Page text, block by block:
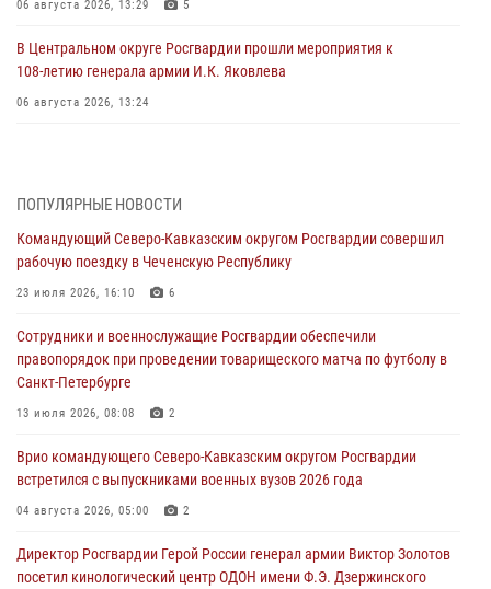
06 августа 2026, 13:29 5
В Центральном округе Росгвардии прошли мероприятия к
108‑летию генерала армии И.К. Яковлева
06 августа 2026, 13:24
06 августа 2026, 12:35 1
Росгвардейцы провели выставку вооружения для участников сбора
«Гвардеец» в Пензе (видео)
06 августа 2026, 12:00
В Курске росгвардейцы приняли участие в митинге, посвященном
второй годовщине вторжения ВСУ на территорию области
06 августа 2026, 11:56
угрожавшего подростку травматическим пистолетом
06 августа 2026, 11:33
крупная нарколаборатория
ПОПУЛЯРНЫЕ НОВОСТИ
Командующий Северо-Кавказским округом Росгвардии совершил
рабочую поездку в Чеченскую Республику
23 июля 2026, 16:10 6
Сотрудники и военнослужащие Росгвардии обеспечили
правопорядок при проведении товарищеского матча по футболу в
Санкт-Петербурге
13 июля 2026, 08:08 2
Врио командующего Северо-Кавказским округом Росгвардии
встретился с выпускниками военных вузов 2026 года
04 августа 2026, 05:00 2
Директор Росгвардии Герой России генерал армии Виктор Золотов
посетил кинологический центр ОДОН имени Ф.Э. Дзержинского